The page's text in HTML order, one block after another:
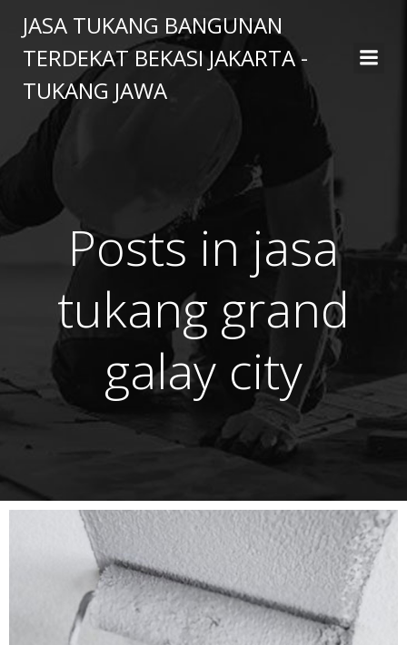
to
content
JASA TUKANG BANGUNAN
TERDEKAT BEKASI JAKARTA -
TUKANG JAWA
Posts in jasa
tukang grand
galay city